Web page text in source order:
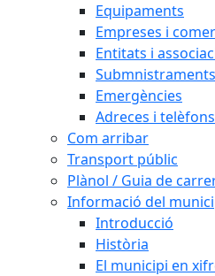
Equipaments
Empreses i
Entitats i
Submnistraments
Emergències
Adreces i telèfons
Com arribar
Transport públic
Plànol / Guia de
Informació del
Introducció
Història
El municipi en